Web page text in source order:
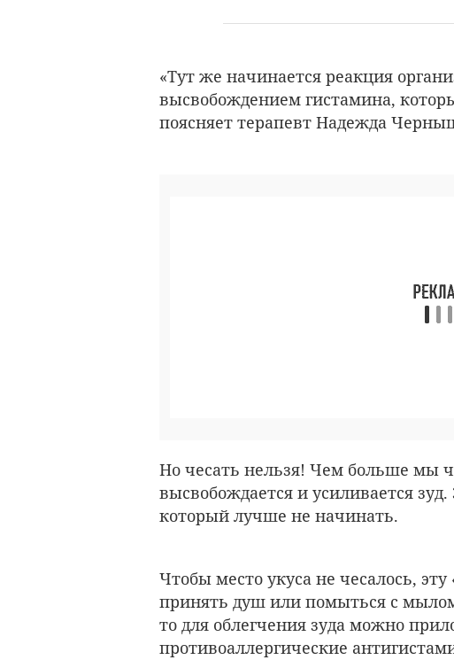
«Тут же начинается реакция
высвобождением гистамина,
поясняет терапевт Надежда
Но чесать нельзя! Чем больше мы
высвобождается и усиливается
который лучше не начинать.
Чтобы место укуса не чесалось,
принять душ или помыться с
то для облегчения зуда можно
противоаллергические